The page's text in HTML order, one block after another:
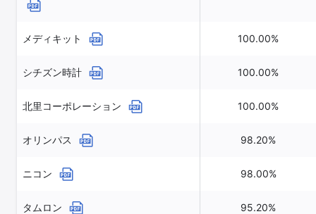
メディキット 100.00%
シチズン時計 100.00%
北里コーポレーション 100.00%
オリンパス 98.20%
ニコン 98.00%
タムロン 95.20%